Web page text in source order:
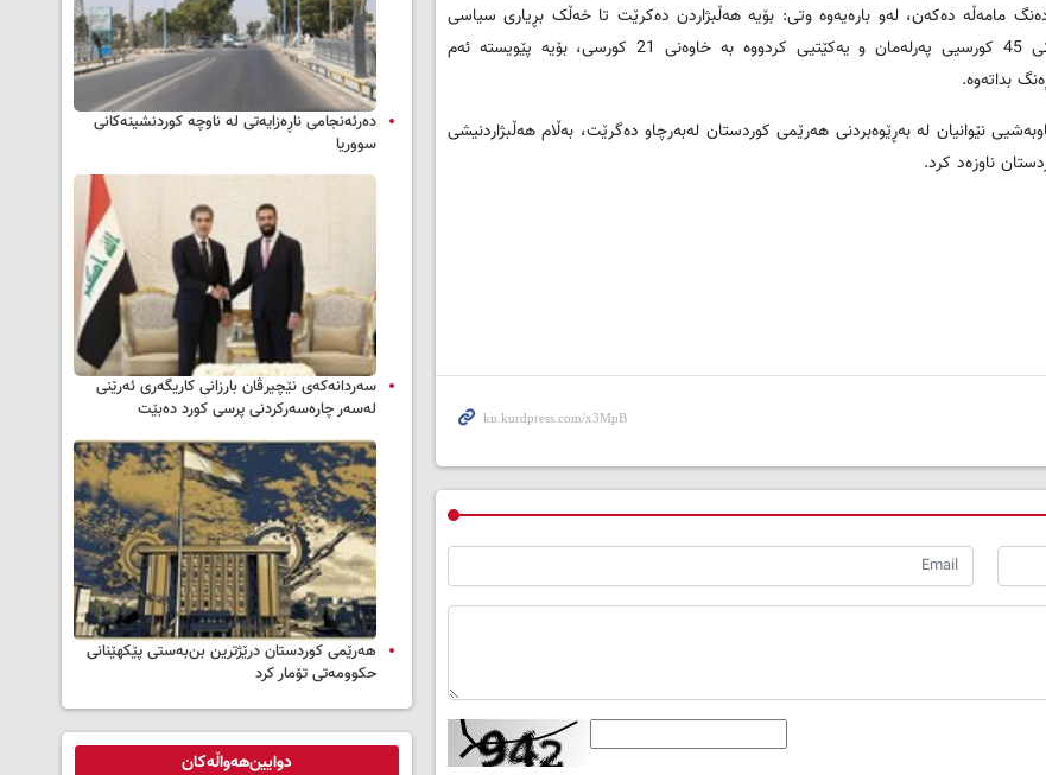
مامەڵە دەكەن، لەو بارەیەوە وتی: بۆیە هەڵبژاردن دەكرێت تا خەڵک بڕیاری سیاسی
بدات، ئەو بڕیارەی خەڵكی كوردستان داویەتی پارتیی كردووە بە خاوەنی 45 كورسیی پەرلەمان و یەكێتیی كردووە بە خاوەنی 21 كورسی، بۆیە پێویستە ئەم
بداتەوە.
نێوانیان لە بەڕێوەبردنی هەرێمی كوردستان لەبەرچاو دەگرێت، بەڵام هەڵبژاردنیشی
ناوزەد كرد.
دەرئەنجامی ناڕەزایەتی لە ناوچە کوردنشینەکانی
سووریا
سه‌ردانه‌کەی نێچیرڤان بارزانی كاریگه‌ری ئه‌رێنی
له‌سه‌ر چاره‌سه‌ركردنی پرسی كورد ده‌بێت
هەرێمی کوردستان درێژترین بن‌بەستی پێکهێنانی
حکوومەتی تۆمار کرد
دوایین‌هەواڵەکان